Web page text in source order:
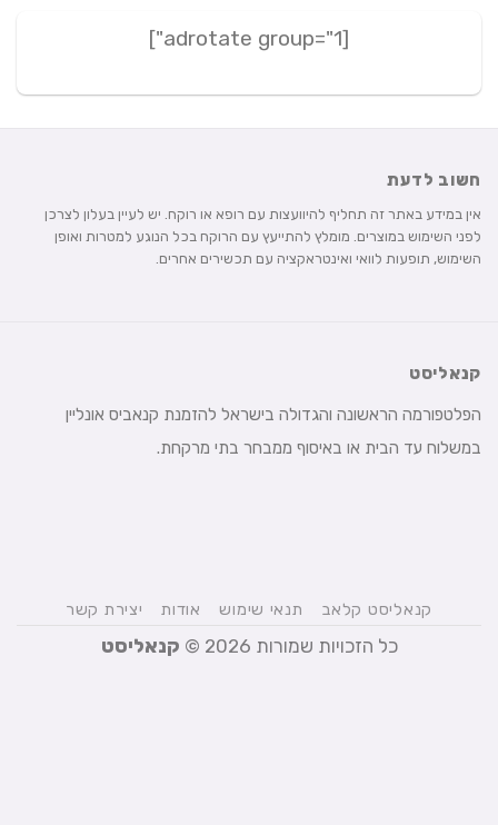
חשוב לדעת
אין במידע באתר זה תחליף להיוועצות עם רופא או רוקח. יש לעיין בעלון לצרכן
לפני השימוש במוצרים. מומלץ להתייעץ עם הרוקח בכל הנוגע למטרות ואופן
השימוש, תופעות לוואי ואינטראקציה עם תכשירים אחרים.
קנאליסט
הפלטפורמה הראשונה והגדולה בישראל להזמנת קנאביס אונליין
במשלוח עד הבית או באיסוף ממבחר בתי מרקחת.
קנאליסט קלאב תנאי שימוש אודות יצירת קשר
כל הזכויות שמורות 2026 © קנאליסט